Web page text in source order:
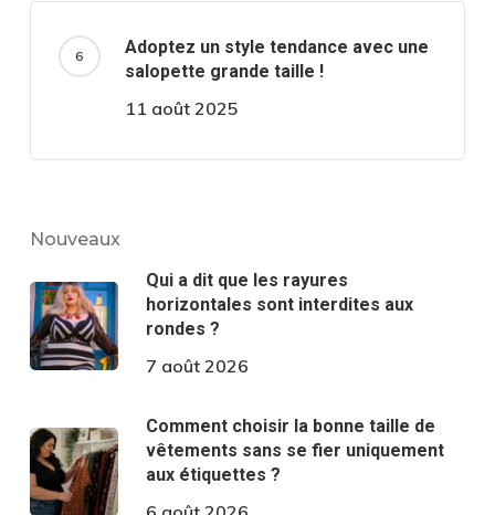
Adoptez un style tendance avec une
salopette grande taille !
11 août 2025
Nouveaux
Qui a dit que les rayures
horizontales sont interdites aux
rondes ?
7 août 2026
Comment choisir la bonne taille de
vêtements sans se fier uniquement
aux étiquettes ?